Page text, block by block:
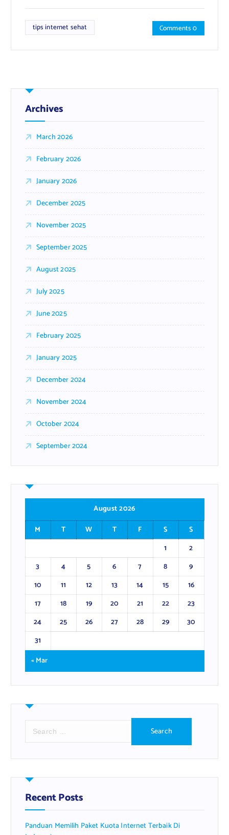
tips internet sehat Comments 0
Archives
March 2026
February 2026
January 2026
December 2025
November 2025
September 2025
August 2025
July 2025
June 2025
February 2025
January 2025
December 2024
November 2024
October 2024
September 2024
August 2026
M
T W T F S
S
1
2
3
4 5 6 7 8
9
10
11 12 13 14 15
16
17
18 19 20 21 22
23
24
25 26 27 28 29
30
31
« Mar
r
h
f
o
:
Recent Posts
Panduan Memilih Paket Kuota Internet Terbaik Di